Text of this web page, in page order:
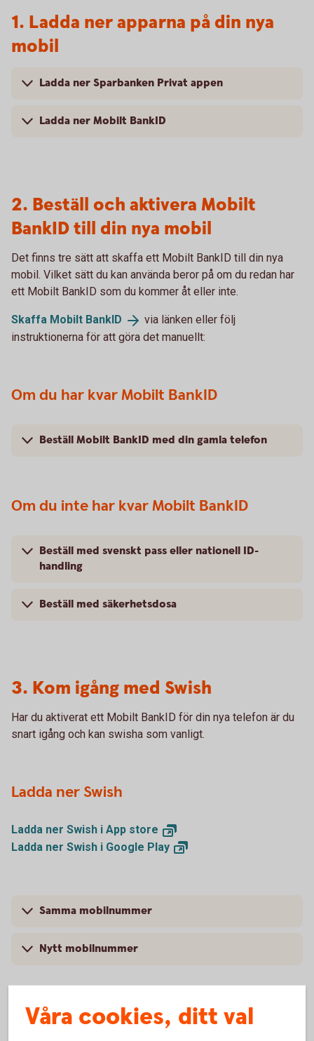
1. Ladda ner apparna på din nya
mobil
Ladda ner Sparbanken Privat appen
Ladda ner Mobilt BankID
2. Beställ och aktivera Mobilt
BankID till din nya mobil
Det finns tre sätt att skaffa ett Mobilt BankID till din nya
mobil. Vilket sätt du kan använda beror på om du redan har
ett Mobilt BankID som du kommer åt eller inte.
Skaffa Mobilt BankID
via länken eller följ
instruktionerna för att göra det manuellt:
Om du har kvar Mobilt BankID
Beställ Mobilt BankID med din gamla telefon
Om du inte har kvar Mobilt BankID
Beställ med svenskt pass eller nationell ID-
handling
Beställ med säkerhetsdosa
3. Kom igång med Swish
Har du aktiverat ett Mobilt BankID för din nya telefon är du
snart igång och kan swisha som vanligt.
Ladda ner Swish
Ladda ner Swish i App store
Ladda ner Swish i Google Play
Samma mobilnummer
Nytt mobilnummer
Våra cookies, ditt val